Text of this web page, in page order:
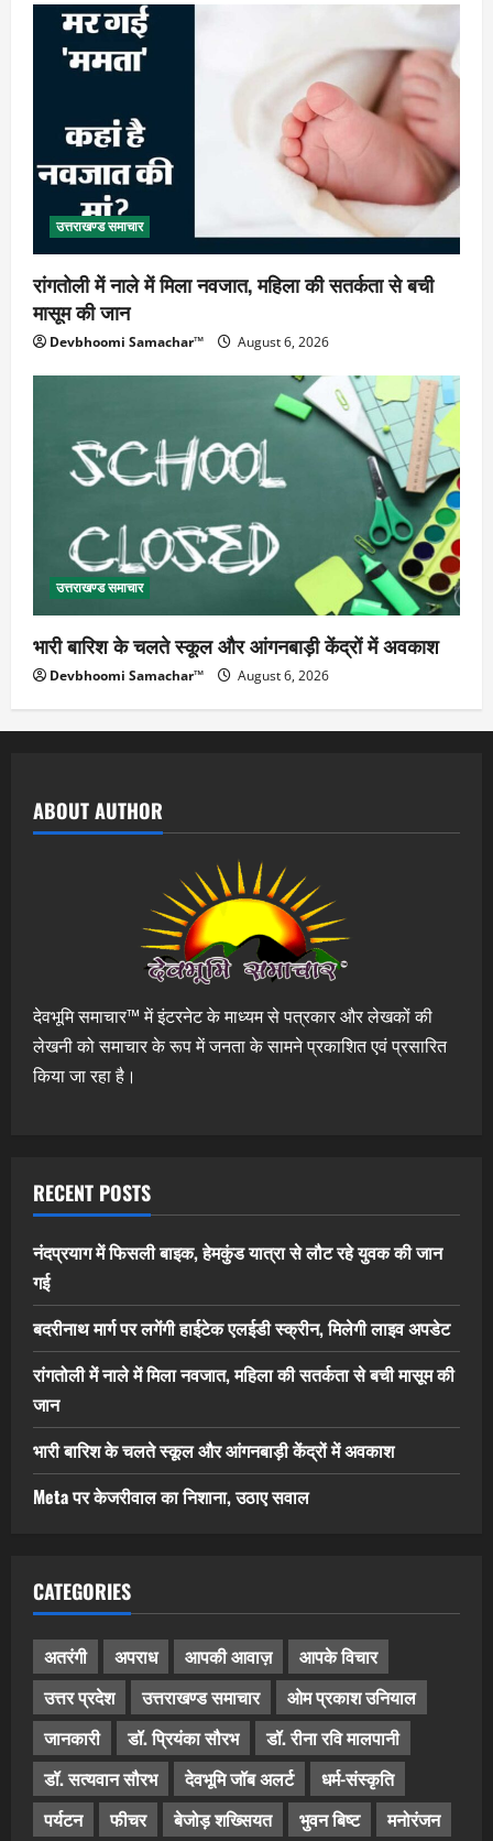
उत्तराखण्ड समाचार
रांगतोली में नाले में मिला नवजात, महिला की सतर्कता से बची
मासूम की जान
Devbhoomi Samachar™ August 6, 2026
उत्तराखण्ड समाचार
भारी बारिश के चलते स्कूल और आंगनबाड़ी केंद्रों में अवकाश
Devbhoomi Samachar™ August 6, 2026
ABOUT AUTHOR
देवभूमि समाचार™ में इंटरनेट के माध्यम से पत्रकार और लेखकों की
लेखनी को समाचार के रूप में जनता के सामने प्रकाशित एवं प्रसारित
किया जा रहा है।
RECENT POSTS
नंदप्रयाग में फिसली बाइक, हेमकुंड यात्रा से लौट रहे युवक की जान
गई
बदरीनाथ मार्ग पर लगेंगी हाईटेक एलईडी स्क्रीन, मिलेगी लाइव अपडेट
रांगतोली में नाले में मिला नवजात, महिला की सतर्कता से बची मासूम की
जान
भारी बारिश के चलते स्कूल और आंगनबाड़ी केंद्रों में अवकाश
Meta पर केजरीवाल का निशाना, उठाए सवाल
CATEGORIES
अतरंगी अपराध आपकी आवाज़
आपके विचार
उत्तर प्रदेश
उत्तराखण्ड समाचार
ओम प्रकाश उनियाल
जानकारी
डॉ. प्रियंका सौरभ
डॉ. रीना रवि मालपानी
डॉ. सत्यवान सौरभ
देवभूमि जॉब अलर्ट
धर्म-संस्कृति
पर्यटन
फीचर बेजोड़ शख्सियत भुवन बिष्ट मनोरंजन